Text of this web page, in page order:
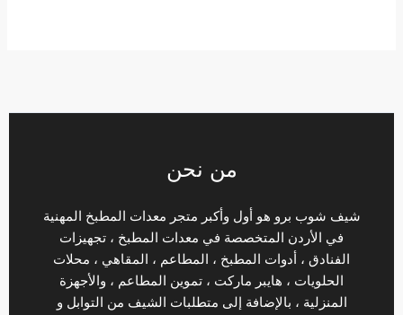
من نحن
شيف شوب برو هو أول وأكبر متجر معدات المطبخ المهنية
في الأردن المتخصصة في معدات المطبخ ، تجهيزات
الفنادق ، أدوات المطبخ ، المطاعم ، المقاهي ، محلات
الحلويات ، هايبر ماركت ، تموين المطاعم ، والأجهزة
المنزلية ، بالإضافة إلى متطلبات الشيف من التوابل و